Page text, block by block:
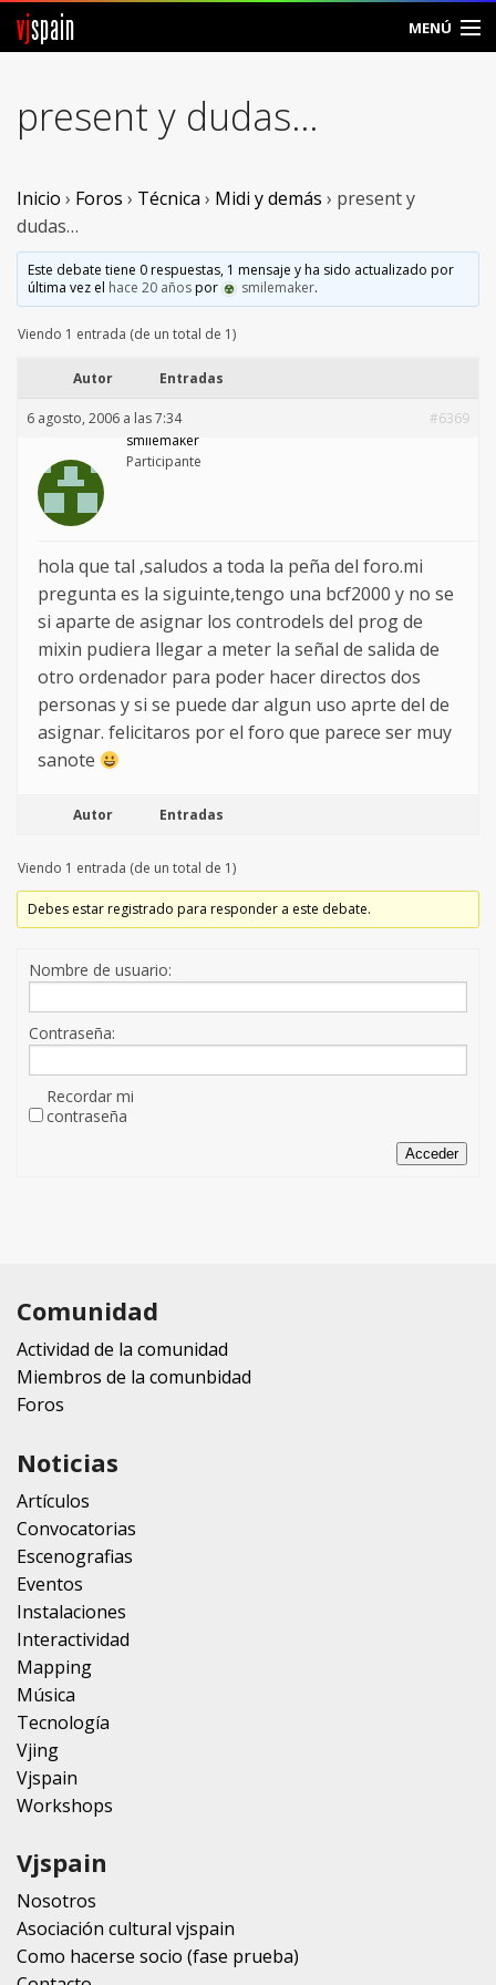
vjspain MENÚ
Foros
Vjspain
Ayuda
Contacto
present y dudas…
Inicio › Foros › Técnica › Midi y demás › present y
dudas…
Este debate tiene 0 respuestas, 1 mensaje y ha sido actualizado por
última vez el hace 20 añospor smilemaker.
Viendo 1 entrada (de un total de 1)
Autor Entradas
6 agosto, 2006 a las 7:34
#6369
smilemaker
Participante
hola que tal ,saludos a toda la peña del foro.mi
pregunta es la siguinte,tengo una bcf2000 y no se
si aparte de asignar los controdels del prog de
mixin pudiera llegar a meter la señal de salida de
otro ordenador para poder hacer directos dos
personas y si se puede dar algun uso aprte del de
asignar. felicitaros por el foro que parece ser muy
sanote
Autor Entradas
Viendo 1 entrada (de un total de 1)
Debes estar registrado para responder a este debate.
Nombre de usuario:
Contraseña:
Recordar mi
contraseña
Acceder
Comunidad
Actividad de la comunidad
Miembros de la comunbidad
Foros
Noticias
Artículos
Convocatorias
Escenografias
Eventos
Instalaciones
Interactividad
Mapping
Música
Tecnología
Vjing
Vjspain
Workshops
Vjspain
Nosotros
Asociación cultural vjspain
Como hacerse socio (fase prueba)